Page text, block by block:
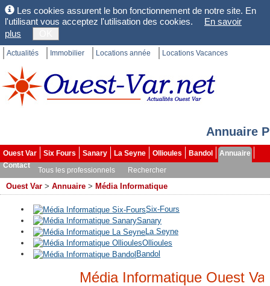
Les cookies assurent le bon fonctionnement de notre site. En
l'utilisant vous acceptez l'utilisation des cookies.
En savoir
plus
Actualités Immobilier Locations année Locations Vacances
Annuaire
Ouest Var Six Fours Sanary La Seyne Ollioules Bandol
Annuaire
Contact
Tous les professionnels Rechercher
Ouest Var > Annuaire > Média Informatique
Six-Fours
Sanary
La Seyne
Ollioules
Bandol
Média Informatique Ouest Var